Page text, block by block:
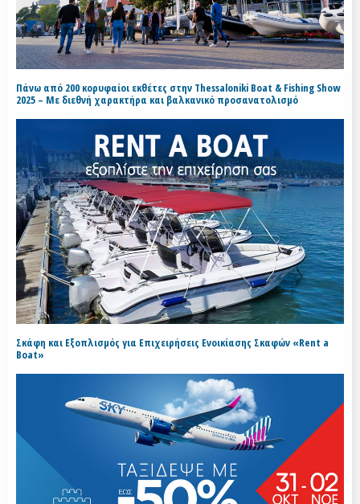
Πάνω από 200 κορυφαίοι εκθέτες στην Thessaloniki Boat & Fishing Show
2025 – Με διεθνή χαρακτήρα και βαλκανικό προσανατολισμό
Σκάφη και Εξοπλισμός για Επιχειρήσεις Ενοικίασης Σκαφών «Rent a
Boat»